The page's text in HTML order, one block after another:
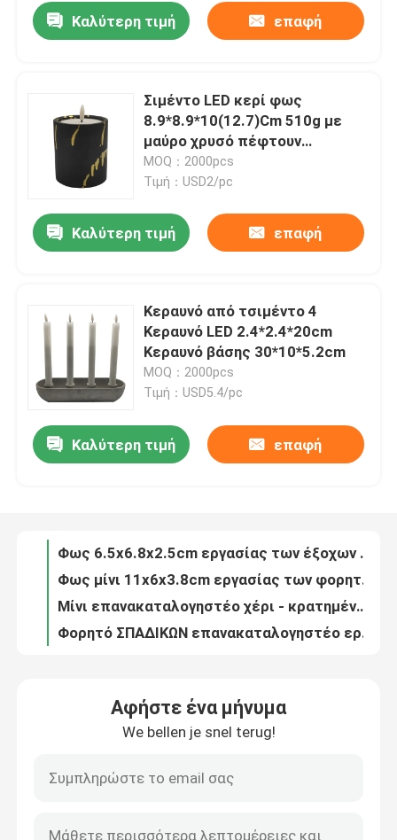
Σπίτι
Προϊόντα
Βίντεο
Περίπου εμείς
Γύρος εργοστασίων
μας ελάτε σε επαφή με
Ζητήστε ένα απόσπασμα
Φω'τα εργασίας των φορητών οδηγήσεων
ηλιακό με τον τηλεχειρισμό
Καλύτερη τιμή επαφή
Σιμέντο LED κερί φως
8.9*8.9*10(12.7)Cm 510g με
μαύρο χρυσό πέφτουν
ζωγραφική
MOQ：2000pcs
Τιμή：USD2/pc
Καλύτερη τιμή επαφή
Κεραυνό από τσιμέντο 4
Κεραυνό LED 2.4*2.4*20cm
Κεραυνό βάσης 30*10*5.2cm
MOQ：2000pcs
Τιμή：USD5.4/pc
Καλύτερη τιμή επαφή
Φως 6.5x6.8x2.5cm εργασίας των έξοχων φωτεινών επανακαταλογηστέων οδηγήσεων
η εργασία των φορητών οδηγήσεων 22.8x7.8x6.3cm ανάβει το φακό εργασίας των οδηγήσεων που περιστρέφει τον πτυσσόμενο λειτουργικό φακό
500lm φω'τα έξοχο λειτουργικό PA6 GF30 200x82x176mm γκαράζ των ελαφριών 10W των φορητών οδηγήσεων οδηγήσεων ΣΠΑΔΊΚΩΝ εργασίας φορητών
Αφήστε ένα μήνυμα
We bellen je snel terug!